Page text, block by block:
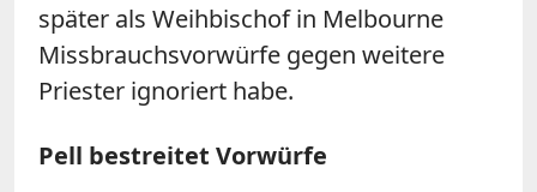
später als Weihbischof in Melbourne
Missbrauchsvorwürfe gegen weitere
Priester ignoriert habe.
Pell bestreitet Vorwürfe